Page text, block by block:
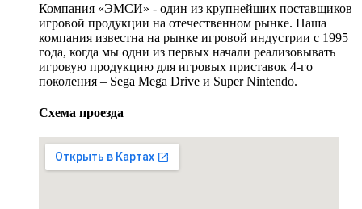
Компания «ЭМСИ» - один из крупнейших поставщиков
игровой продукции на отечественном рынке. Наша
компания известна на рынке игровой индустрии с 1995
года, когда мы одни из первых начали реализовывать
игровую продукцию для игровых приставок 4-го
поколения – Sega Mega Drive и Super Nintendo.
Схема проезда